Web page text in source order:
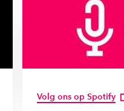
Volg ons op Spotify